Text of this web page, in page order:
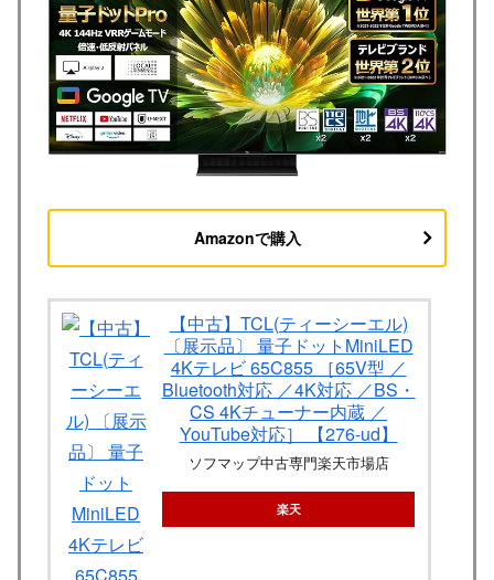
Amazonで購入
【中古】TCL(ティーシーエル)
〔展示品〕 量子ドットMiniLED
4Kテレビ 65C855 ［65V型 ／
Bluetooth対応 ／4K対応 ／BS・
CS 4Kチューナー内蔵 ／
YouTube対応］ 【276-ud】
ソフマップ中古専門楽天市場店
楽天